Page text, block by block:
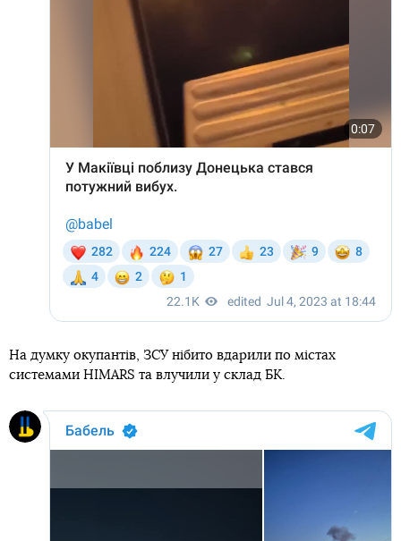
На думку окупантів, ЗСУ нібито вдарили по містах
системами HIMARS та влучили у склад БК.